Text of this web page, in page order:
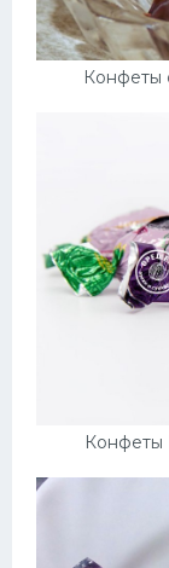
Конфеты
Конфеты